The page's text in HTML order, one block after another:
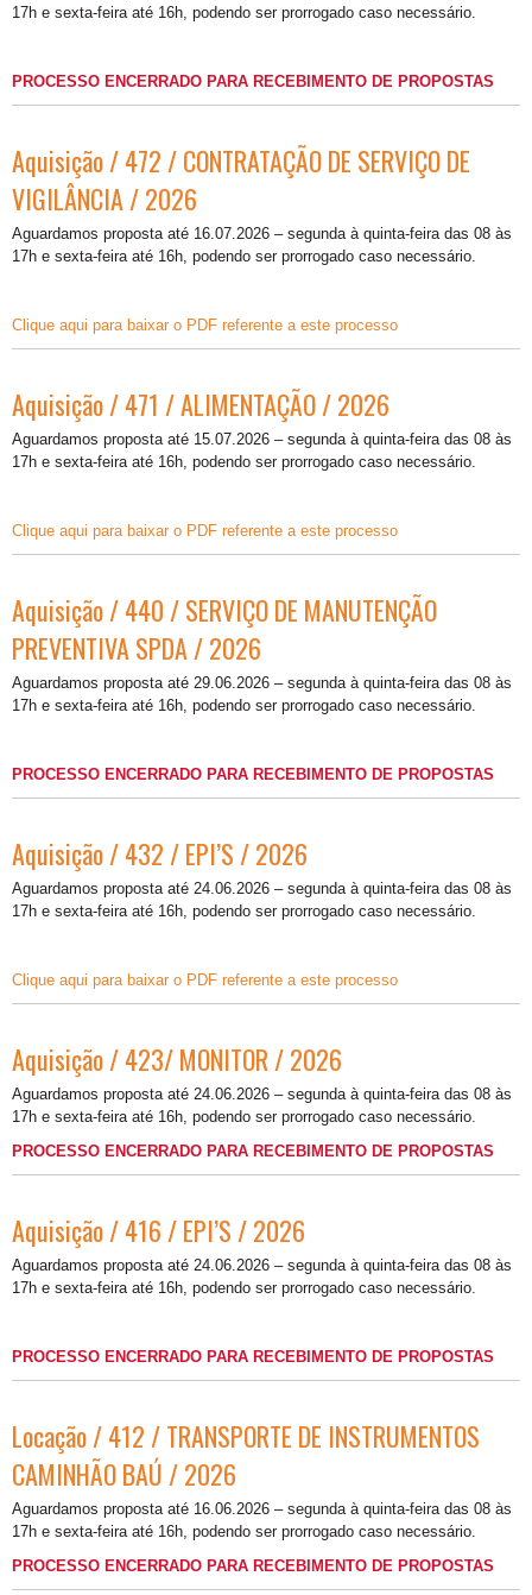
17h e sexta-feira até 16h, podendo ser prorrogado caso necessário.
PROCESSO ENCERRADO PARA RECEBIMENTO DE PROPOSTAS
Aquisição / 472 / CONTRATAÇÃO DE SERVIÇO DE
VIGILÂNCIA / 2026
Aguardamos proposta até 16.07.2026 – segunda à quinta-feira das 08 às
17h e sexta-feira até 16h, podendo ser prorrogado caso necessário.
Clique aqui para baixar o PDF referente a este processo
Aquisição / 471 / ALIMENTAÇÃO / 2026
Aguardamos proposta até 15.07.2026 – segunda à quinta-feira das 08 às
17h e sexta-feira até 16h, podendo ser prorrogado caso necessário.
Clique aqui para baixar o PDF referente a este processo
Aquisição / 440 / SERVIÇO DE MANUTENÇÃO
PREVENTIVA SPDA / 2026
Aguardamos proposta até 29.06.2026 – segunda à quinta-feira das 08 às
17h e sexta-feira até 16h, podendo ser prorrogado caso necessário.
PROCESSO ENCERRADO PARA RECEBIMENTO DE PROPOSTAS
Aquisição / 432 / EPI’S / 2026
Aguardamos proposta até 24.06.2026 – segunda à quinta-feira das 08 às
17h e sexta-feira até 16h, podendo ser prorrogado caso necessário.
Clique aqui para baixar o PDF referente a este processo
Aquisição / 423/ MONITOR / 2026
Aguardamos proposta até 24.06.2026 – segunda à quinta-feira das 08 às
17h e sexta-feira até 16h, podendo ser prorrogado caso necessário.
PROCESSO ENCERRADO PARA RECEBIMENTO DE PROPOSTAS
Aquisição / 416 / EPI’S / 2026
Aguardamos proposta até 24.06.2026 – segunda à quinta-feira das 08 às
17h e sexta-feira até 16h, podendo ser prorrogado caso necessário.
PROCESSO ENCERRADO PARA RECEBIMENTO DE PROPOSTAS
Locação / 412 / TRANSPORTE DE INSTRUMENTOS
CAMINHÃO BAÚ / 2026
Aguardamos proposta até 16.06.2026 – segunda à quinta-feira das 08 às
17h e sexta-feira até 16h, podendo ser prorrogado caso necessário.
PROCESSO ENCERRADO PARA RECEBIMENTO DE PROPOSTAS